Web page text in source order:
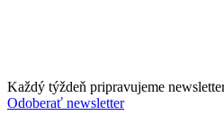
Každý týždeň pripravujeme
Odoberať newsletter